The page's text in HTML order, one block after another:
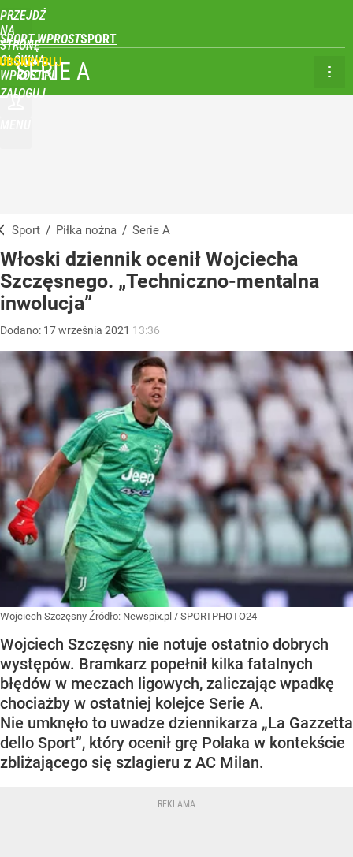
PRZEJDŹ
NA
STRONĘ
GŁÓWNĄ
WPROST.PL
SPORT WPROST
ZALOGUJ
SERIE A
Sport / Piłka nożna / Serie A
Włoski dziennik ocenił Wojciecha
Szczęsnego. „Techniczno-mentalna
inwolucja”
Dodano: 17września 2021 13:36
Wojciech Szczęsny Źródło: Newspix.pl / SPORTPHOTO24
Wojciech Szczęsny nie notuje ostatnio dobrych
występów. Bramkarz popełnił kilka fatalnych
błędów w meczach ligowych, zaliczając wpadkę
chociażby w ostatniej kolejce Serie A.
Nie umknęło to uwadze dziennikarza „La Gazzetta
dello Sport”, który ocenił grę Polaka w kontekście
zbliżającego się szlagieru z AC Milan.